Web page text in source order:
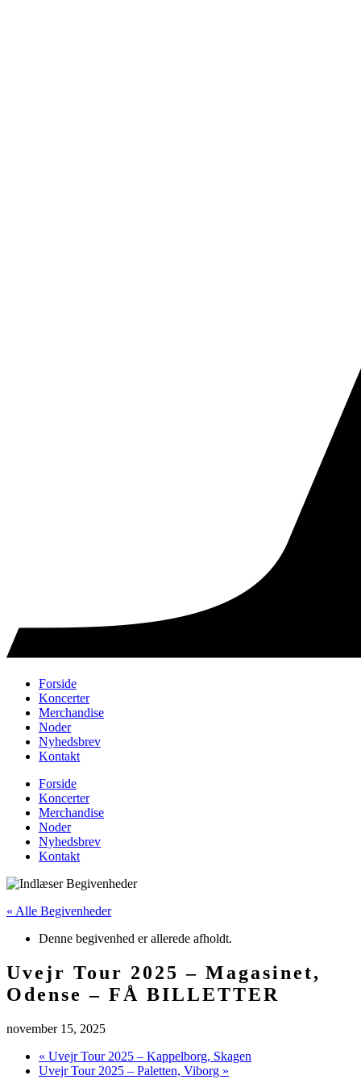
Forside
Koncerter
Merchandise
Noder
Nyhedsbrev
Kontakt
Forside
Koncerter
Merchandise
Noder
Nyhedsbrev
Kontakt
« Alle Begivenheder
Denne begivenhed er allerede afholdt.
Uvejr Tour 2025 – Magasinet,
Odense – FÅ BILLETTER
november 15, 2025
« Uvejr Tour 2025 – Kappelborg, Skagen
Uvejr Tour 2025 – Paletten, Viborg »